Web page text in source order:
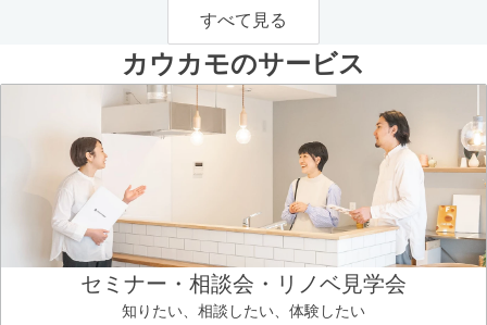
すべて見る
カウカモのサービス
セミナー・相談会・リノベ見学会
知りたい、相談したい、体験したい